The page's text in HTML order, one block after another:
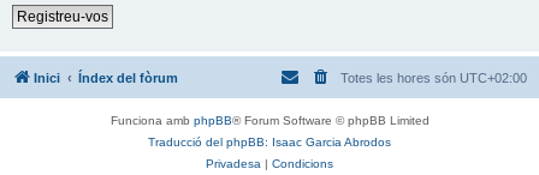
Registreu-vos
Inici Índex del fòrum Totes les hores són UTC+02:00
Funciona amb phpBB® Forum Software © phpBB Limited
Traducció del phpBB: Isaac Garcia Abrodos
Privadesa | Condicions